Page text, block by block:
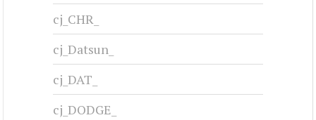
cj_CHR_
cj_Datsun_
cj_DAT_
cj_DODGE_